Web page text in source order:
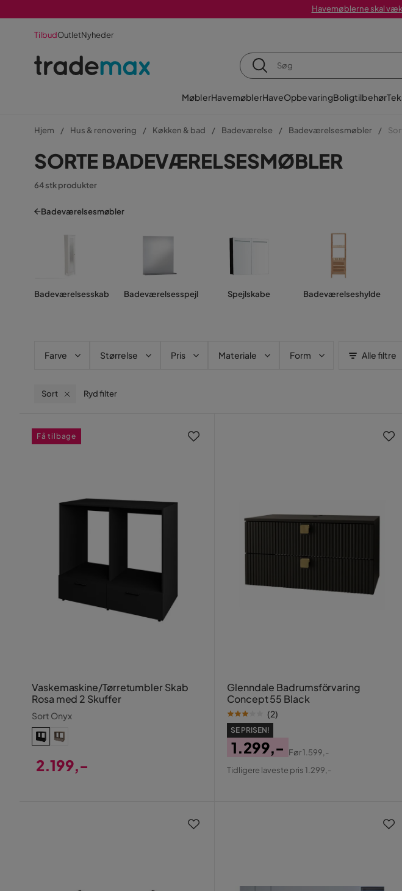
Havemøblerne skal
TilbudOutletNyheder
MøblerHavemøblerHaveOpbevaringBoligtilbehør
Hjem Hus & renovering Køkken & bad Badeværelse Badeværelsesmøbler
SORTE BADEVÆRELSESMØBLER
64 stk produkter
Badeværelsesmøbler
Badeværelsesskab Badeværelsesspejl Spejlskabe Badeværelseshylde
Farve Størrelse Pris Materiale Form Alle filtre
Sort Ryd filter
Vaskemaskine/Tørretumbler Skab
Rosa med 2 Skuffer
Sort Onyx
2.199,-
Få tilbage
Glenndale Badrumsförvaring
Concept 55 Black
(2)
SE PRISEN!
Pris
1.299,-
Original
Før1.599,-
Tidligere laveste pris 1.299,-